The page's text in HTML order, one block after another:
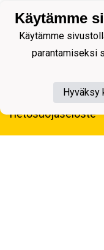
Tietosuojaseloste
Käytämme
Käytämme
parantamiseksi
Hyväksy